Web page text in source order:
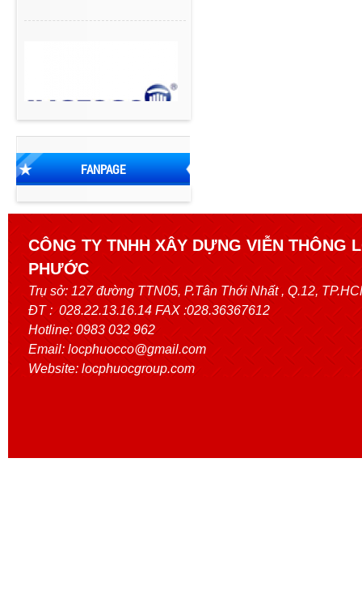
FANPAGE
CÔNG TY TNHH XÂY DỰNG VIỄN THÔNG
PHƯỚC
Trụ sở: 127 đường TTN05, P.Tân Thới Nhất, Q.12,
ĐT : 028.22.13.16.14 FAX :028.36367612
Hotline: 0983 032 962
Email: locphuocco@gmail.com
Website: locphuocgroup.com